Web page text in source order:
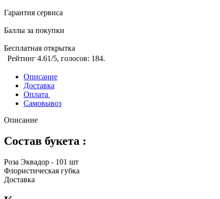
Гарантия сервиса
Баллы за покупки
Бесплатная открытка
Рейтинг 4.61/5, голосов: 184.
Описание
Доставка
Оплата
Самовывоз
Описание
Состав букета :
Роза Эквадор - 101 шт
Флористическая губка
Доставка